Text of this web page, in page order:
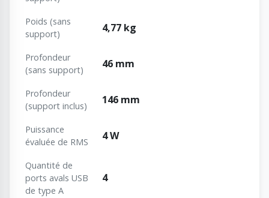
Poids (sans
support)
4,77 kg
Profondeur
(sans support)
46 mm
Profondeur
(support inclus)
146 mm
Puissance
évaluée de RMS
4 W
Quantité de
ports avals USB
de type A
4